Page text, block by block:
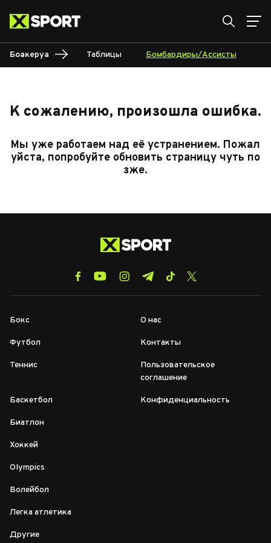
Боакеруа Таблицы Бомбардиры/Ассисты
К сожалению, произошла ошибка.
Мы уже работаем над её устранением. Пожал
уйста, попробуйте обновить страницу чуть по
зже.
Бокс
Футбол
Теннис
Баскетбол
Биатлон
Хоккей
Olympics
Волейбол
Легка атлетика
Другие
О нас
Контакты
Пользовательское
соглашение
Конфиденциальность